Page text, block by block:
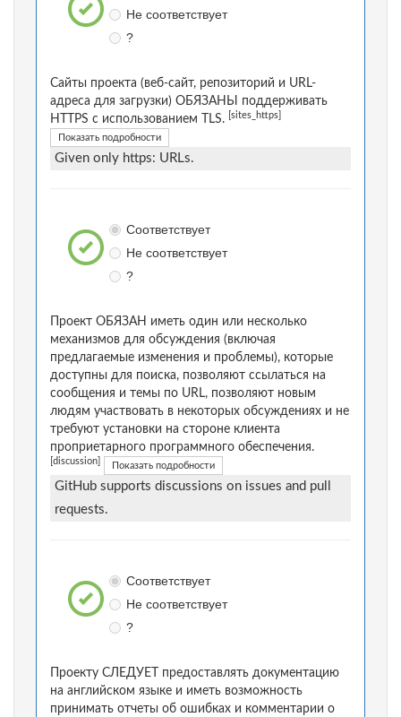
Не соответствует
?
Сайты проекта (веб-сайт, репозиторий и URL-
адреса для загрузки) ОБЯЗАНЫ поддерживать
HTTPS с использованием TLS.
[sites_https]
Показать подробности
Given only https: URLs.
Соответствует
Не соответствует
?
Проект ОБЯЗАН иметь один или несколько
механизмов для обсуждения (включая
предлагаемые изменения и проблемы), которые
доступны для поиска, позволяют ссылаться на
сообщения и темы по URL, позволяют новым
людям участвовать в некоторых обсуждениях и не
требуют установки на стороне клиента
проприетарного программного обеспечения.
[discussion] Показать подробности
GitHub supports discussions on issues and pull
requests.
Соответствует
Не соответствует
?
Проекту СЛЕДУЕТ предоставлять документацию
на английском языке и иметь возможность
принимать отчеты об ошибках и комментарии о